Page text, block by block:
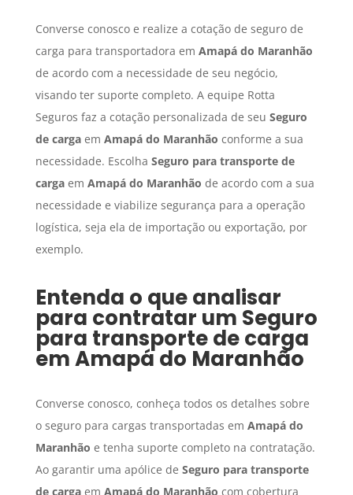
Converse conosco e realize a cotação de seguro de
carga para transportadora em Amapá do Maranhão
de acordo com a necessidade de seu negócio,
visando ter suporte completo. A equipe Rotta
Seguros faz a cotação personalizada de seu Seguro
de cargaem Amapá do Maranhão conforme a sua
necessidade. Escolha Seguro para transporte de
cargaem Amapá do Maranhão de acordo com a sua
necessidade e viabilize segurança para a operação
logística, seja ela de importação ou exportação, por
exemplo.
Entenda o que analisar
para contratar um Seguro
para transporte de carga
emAmapá do Maranhão
Converse conosco, conheça todos os detalhes sobre
o seguro para cargas transportadas em Amapá do
Maranhão e tenha suporte completo na contratação.
Ao garantir uma apólice de Seguro para transporte
de cargaem Amapá do Maranhão com cobertura